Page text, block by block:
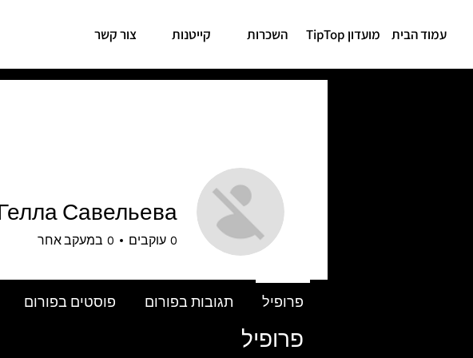
עמוד הבית מועדון TipTop השכרות קייטנות צור קשר
פרופיל
Гелла Савельева
0 עוקבים 0 במעקב אחר
פרופיל תגובות בפורום פוסטים בפורום